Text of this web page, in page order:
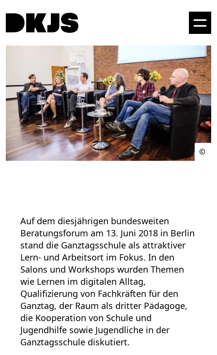
Auf dem diesjährigen bundesweiten
Beratungsforum am 13. Juni 2018 in Berlin
stand die Ganztagsschule als attraktiver
Lern- und Arbeitsort im Fokus. In den
Salons und Workshops wurden Themen
wie Lernen im digitalen Alltag,
Qualifizierung von Fachkräften für den
Ganztag, der Raum als dritter Pädagoge,
die Kooperation von Schule und
Jugendhilfe sowie Jugendliche in der
Ganztagsschule diskutiert.